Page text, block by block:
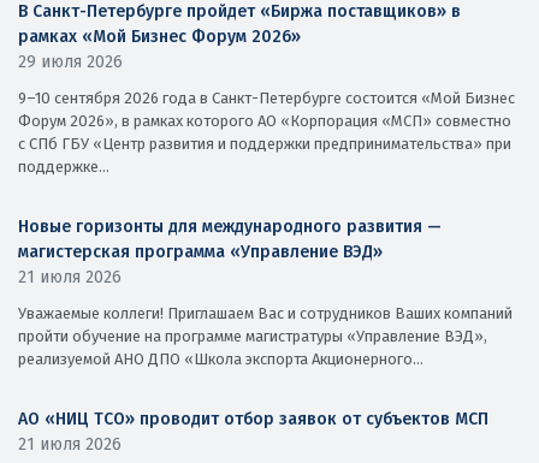
В Санкт-Петербурге пройдет «Биржа поставщиков» в
рамках «Мой Бизнес Форум 2026»
29 июля 2026
9–10 сентября 2026 года в Санкт-Петербурге состоится «Мой Бизнес
Форум 2026», в рамках которого АО «Корпорация «МСП» совместно
с СПб ГБУ «Центр развития и поддержки предпринимательства» при
поддержке...
Новые горизонты для международного развития —
магистерская программа «Управление ВЭД»
21 июля 2026
Уважаемые коллеги! Приглашаем Вас и сотрудников Ваших компаний
пройти обучение на программе магистратуры «Управление ВЭД»,
реализуемой АНО ДПО «Школа экспорта Акционерного...
АО «НИЦ ТСО» проводит отбор заявок от субъектов МСП
21 июля 2026